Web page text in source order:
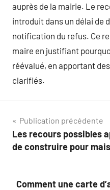
auprès de la mairie. Le
introduit dans un délai de
notification du refus. Ce
maire en justifiant
réévalué, en apportant
clarifiés.
Navigation
de
Publication précédente
Les recours possibles
de construire pour
Comment une carte